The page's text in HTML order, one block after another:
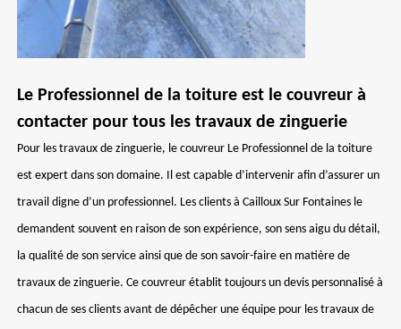
Le Professionnel de la toiture est le couvreur à
contacter pour tous les travaux de zinguerie
Pour les travaux de zinguerie, le couvreur Le Professionnel de la toiture
est expert dans son domaine. Il est capable d’intervenir afin d’assurer un
travail digne d’un professionnel. Les clients à Cailloux Sur Fontaines le
demandent souvent en raison de son expérience, son sens aigu du détail,
la qualité de son service ainsi que de son savoir-faire en matière de
travaux de zinguerie. Ce couvreur établit toujours un devis personnalisé à
chacun de ses clients avant de dépêcher une équipe pour les travaux de